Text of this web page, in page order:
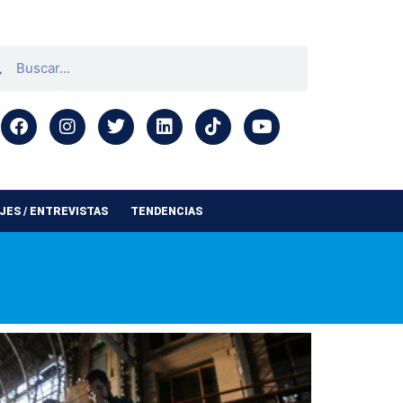
/ ENTREVISTAS TENDENCIAS